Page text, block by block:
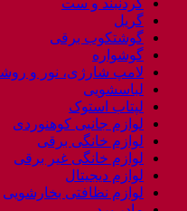
گریل
گوشتکوب برقی
گوشواره
لامپ شارژی، نور و
لباسشویی
لپتاب استوک
لوازم جانبی کوهنوردی
لوازم خانگی برقی
لوازم خانگی غیر برقی
لوازم دیجیتال
لوازم نظافتی بخارشویی